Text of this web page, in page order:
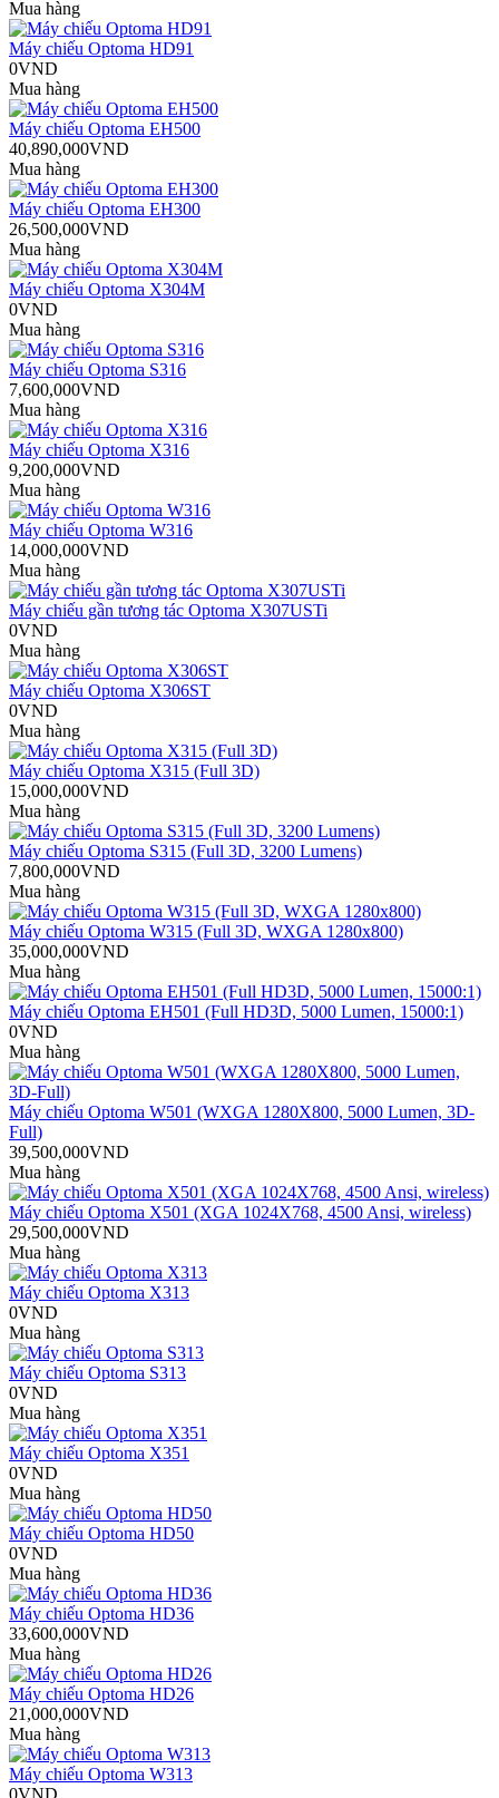
Mua hàng
Máy chiếu Optoma HD91
0VND
Mua hàng
Máy chiếu Optoma EH500
40,890,000VND
Mua hàng
Máy chiếu Optoma EH300
26,500,000VND
Mua hàng
Máy chiếu Optoma X304M
0VND
Mua hàng
Máy chiếu Optoma S316
7,600,000VND
Mua hàng
Máy chiếu Optoma X316
9,200,000VND
Mua hàng
Máy chiếu Optoma W316
14,000,000VND
Mua hàng
Máy chiếu gần tương tác Optoma X307USTi
0VND
Mua hàng
Máy chiếu Optoma X306ST
0VND
Mua hàng
Máy chiếu Optoma X315 (Full 3D)
15,000,000VND
Mua hàng
Máy chiếu Optoma S315 (Full 3D, 3200 Lumens)
7,800,000VND
Mua hàng
Máy chiếu Optoma W315 (Full 3D, WXGA 1280x800)
35,000,000VND
Mua hàng
Máy chiếu Optoma EH501 (Full HD3D, 5000 Lumen, 15000:1)
0VND
Mua hàng
Máy chiếu Optoma W501 (WXGA 1280X800, 5000 Lumen, 3D-
Full)
39,500,000VND
Mua hàng
Máy chiếu Optoma X501 (XGA 1024X768, 4500 Ansi, wireless)
29,500,000VND
Mua hàng
Máy chiếu Optoma X313
0VND
Mua hàng
Máy chiếu Optoma S313
0VND
Mua hàng
Máy chiếu Optoma X351
0VND
Mua hàng
Máy chiếu Optoma HD50
0VND
Mua hàng
Máy chiếu Optoma HD36
33,600,000VND
Mua hàng
Máy chiếu Optoma HD26
21,000,000VND
Mua hàng
Máy chiếu Optoma W313
0VND